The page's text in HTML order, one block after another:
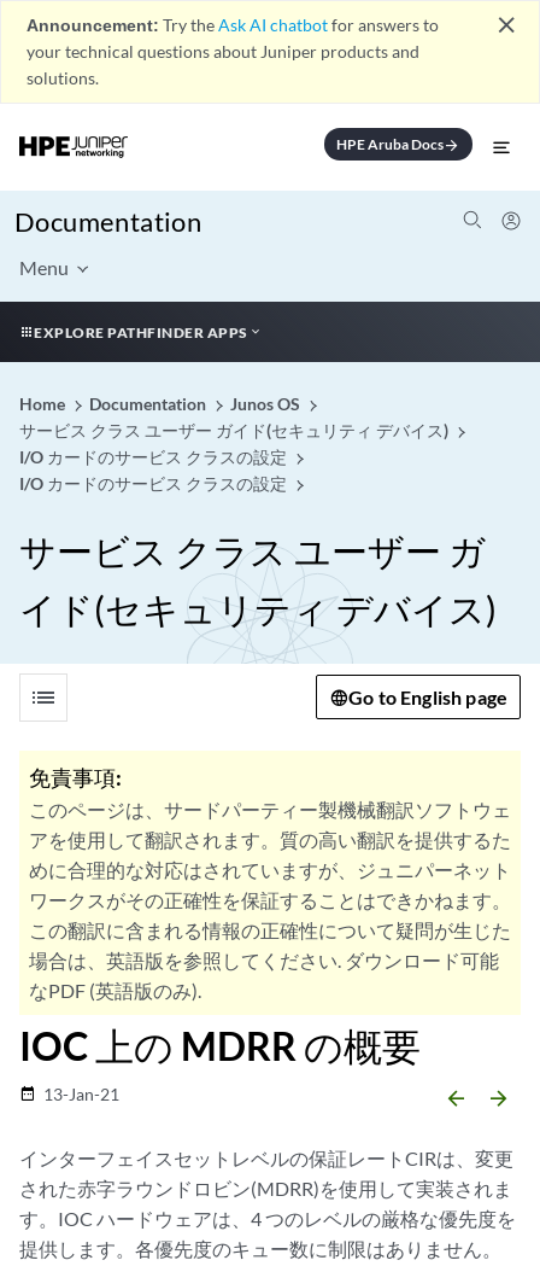
Announcement: Try theAsk AI chatbotfor answers to
your technical questions about Juniper products and
solutions.
close
HPE Aruba Docsarrow_forward
Documentation
Menu
EXPLORE PATHFINDER APPS
Home Documentation
Junos OS
サービス クラス ユーザー ガイド(セキュリティ デバイス)
I/O カードのサービス クラスの設定
I/O カードのサービス クラスの設定
サービス クラス ユーザー ガ
イド(セキュリティ デバイス)
list Go to English page
免責事項:
このページは、サードパーティー製機械翻訳ソフトウェ
アを使用して翻訳されます。質の高い翻訳を提供するた
めに合理的な対応はされていますが、ジュニパーネット
ワークスがその正確性を保証することはできかねます。
この翻訳に含まれる情報の正確性について疑問が生じた
場合は、英語版を参照してください. ダウンロード可能
なPDF (英語版のみ).
IOC 上の MDRR の概要
date_range 13-Jan-21 arrow_backward arrow_forward
インターフェイスセットレベルの保証レートCIRは、変更
された赤字ラウンドロビン(MDRR)を使用して実装されま
す。IOC ハードウェアは、4 つのレベルの厳格な優先度を
提供します。各優先度のキュー数に制限はありません。